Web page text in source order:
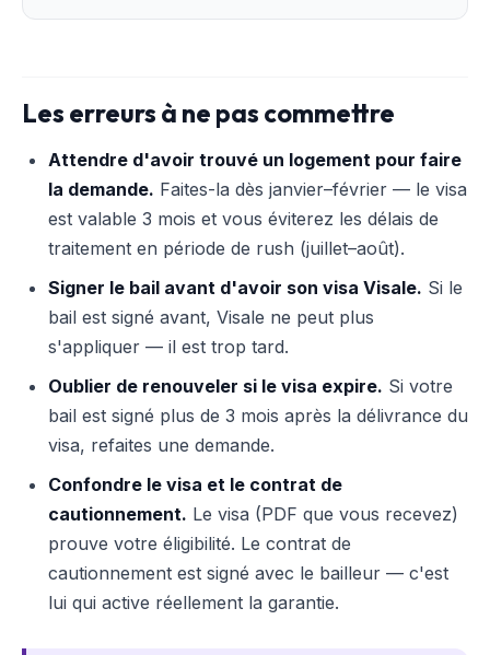
Les erreurs à ne pas commettre
Attendre d'avoir trouvé un logement pour faire
la demande. Faites-la dès janvier–février — le visa
est valable 3 mois et vous éviterez les délais de
traitement en période de rush (juillet–août).
Signer le bail avant d'avoir son visa Visale. Si le
bail est signé avant, Visale ne peut plus
s'appliquer — il est trop tard.
Oublier de renouveler si le visa expire. Si votre
bail est signé plus de 3 mois après la délivrance du
visa, refaites une demande.
Confondre le visa et le contrat de
cautionnement. Le visa (PDF que vous recevez)
prouve votre éligibilité. Le contrat de
cautionnement est signé avec le bailleur — c'est
lui qui active réellement la garantie.